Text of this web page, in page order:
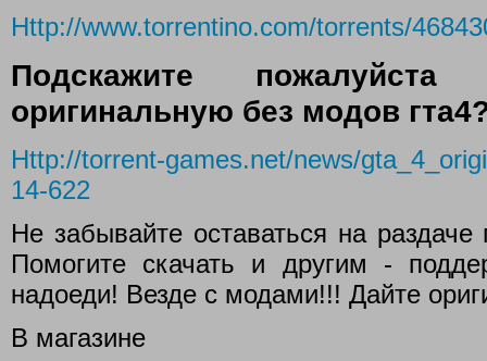
Http://www.torrentino.com/torrents/
Подскажите
оригинальную без модов
Http://torrent-games.net/news/
14-622
Не забывайте оставаться на раздаче
Помогите скачать и другим -
надоеди! Везде с модами!!! Дайте
В магазине